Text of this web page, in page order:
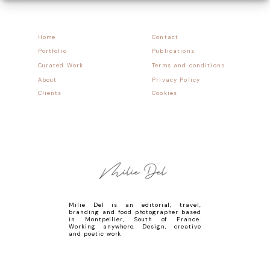
Contact
Home
Publications
Portfolio
Milie Del is an editorial, travel,
branding and food photographer based
in Montpellier, South of France.
Working anywhere. Design, creative
and poetic work
Terms and conditions
Curated Work
Privacy Policy
About
Cookies
Clients